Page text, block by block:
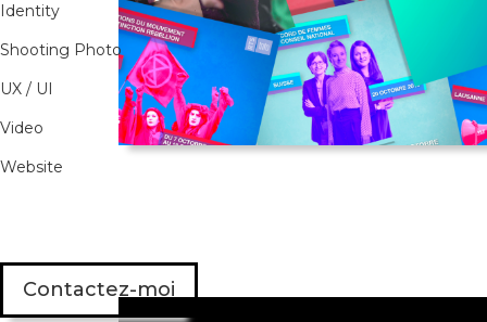
Identity
Shooting Photo
UX / UI
Video
Website
Contactez-moi